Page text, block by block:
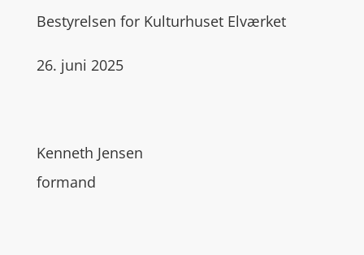
Bestyrelsen for Kulturhuset Elværket
26. juni 2025
Kenneth Jensen
formand